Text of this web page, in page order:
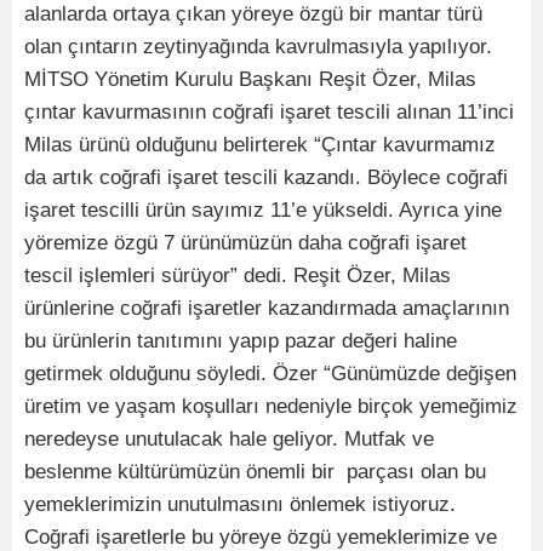
alanlarda ortaya çıkan yöreye özgü bir mantar türü
olan çıntarın zeytinyağında kavrulmasıyla yapılıyor.
​MİTSO Yönetim Kurulu Başkanı Reşit Özer, Milas
çıntar kavurmasının coğrafi işaret tescili alınan 11’inci
Milas ürünü olduğunu belirterek “Çıntar kavurmamız
da artık coğrafi işaret tescili kazandı. Böylece coğrafi
işaret tescilli ürün sayımız 11’e yükseldi. Ayrıca yine
yöremize özgü 7 ürünümüzün daha coğrafi işaret
tescil işlemleri sürüyor” dedi. Reşit Özer, Milas
ürünlerine coğrafi işaretler kazandırmada amaçlarının
bu ürünlerin tanıtımını yapıp pazar değeri haline
getirmek olduğunu söyledi. Özer “Günümüzde değişen
üretim ve yaşam koşulları nedeniyle birçok yemeğimiz
neredeyse unutulacak hale geliyor. Mutfak ve
beslenme kültürümüzün önemli bir parçası olan bu
yemeklerimizin unutulmasını önlemek istiyoruz.
Coğrafi işaretlerle bu yöreye özgü yemeklerimize ve